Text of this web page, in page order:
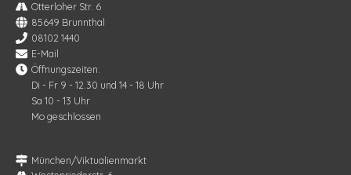
Otterloher Str. 6
85649 Brunnthal
08102 1440
E-Mail
Öffnungszeiten:
Di - Fr 9 - 12.30 und 14 - 18 Uhr
Sa 10 - 13 Uhr
Mo geschlossen
München/Viktualienmarkt